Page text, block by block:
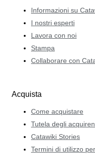
Informazioni su
I nostri esperti
Lavora con noi
Stampa
Collaborare con
Acquista
Come acquistare
Tutela degli
Catawiki Stories
Termini di utilizzo